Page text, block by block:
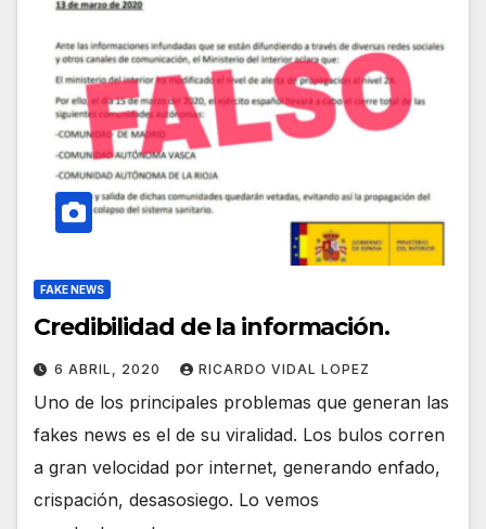
FAKE NEWS
Credibilidad de la información.
6 ABRIL, 2020 RICARDO VIDAL LOPEZ
Uno de los principales problemas que generan las
fakes news es el de su viralidad. Los bulos corren
a gran velocidad por internet, generando enfado,
crispación, desasosiego. Lo vemos